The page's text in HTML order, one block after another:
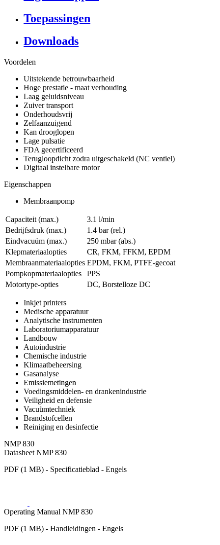
Toepassingen
Downloads
Voordelen
Uitstekende betrouwbaarheid
Hoge prestatie - maat verhouding
Laag geluidsniveau
Zuiver transport
Onderhoudsvrij
Zelfaanzuigend
Kan drooglopen
Lage pulsatie
FDA gecertificeerd
Terugloopdicht zodra uitgeschakeld (NC ventiel)
Digitaal instelbare motor
Eigenschappen
Membraanpomp
Capaciteit (max.)
3.1 l/min
Bedrijfsdruk (max.)
1.4 bar (rel.)
Eindvacuüm (max.)
250 mbar (abs.)
Klepmateriaalopties
CR, FKM, FFKM, EPDM
Membraanmateriaalopties EPDM, FKM, PTFE-gecoat
Pompkopmateriaalopties
PPS
Motortype-opties
DC, Borstelloze DC
Inkjet printers
Medische apparatuur
Analytische instrumenten
Laboratoriumapparatuur
Landbouw
Autoindustrie
Chemische industrie
Klimaatbeheersing
Gasanalyse
Emissiemetingen
Voedingsmiddelen- en drankenindustrie
Veiligheid en defensie
Vacuümtechniek
Brandstofcellen
Reiniging en desinfectie
NMP 830
Datasheet NMP 830
PDF (1 MB) - Specificatieblad - Engels
Operating Manual NMP 830
PDF (1 MB) - Handleidingen - Engels